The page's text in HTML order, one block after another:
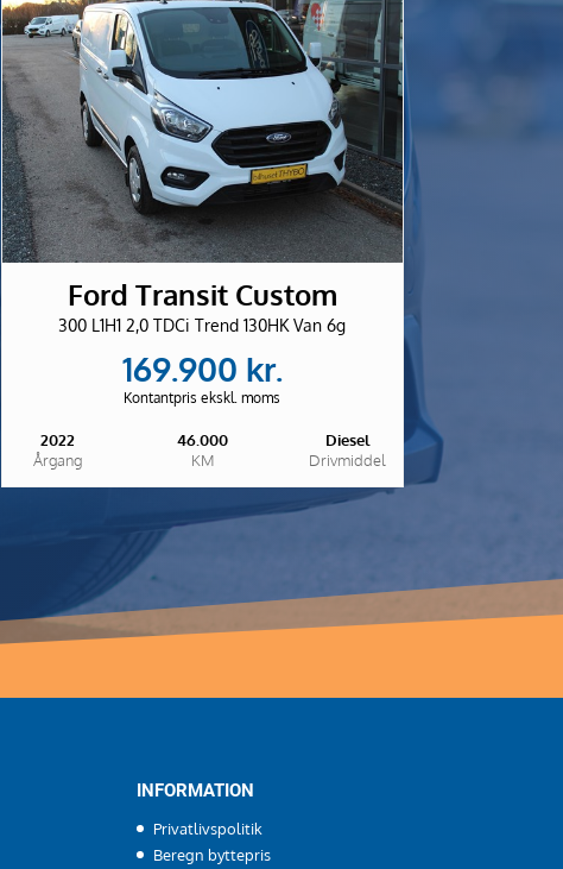
Ford Transit Custom
300 L1H1 2,0 TDCi Trend 130HK Van 6g
169.900 kr.
Kontantpris ekskl. moms
2022
Årgang
46.000
KM
Diesel
Drivmiddel
INFORMATION
Privatlivspolitik
Beregn byttepris